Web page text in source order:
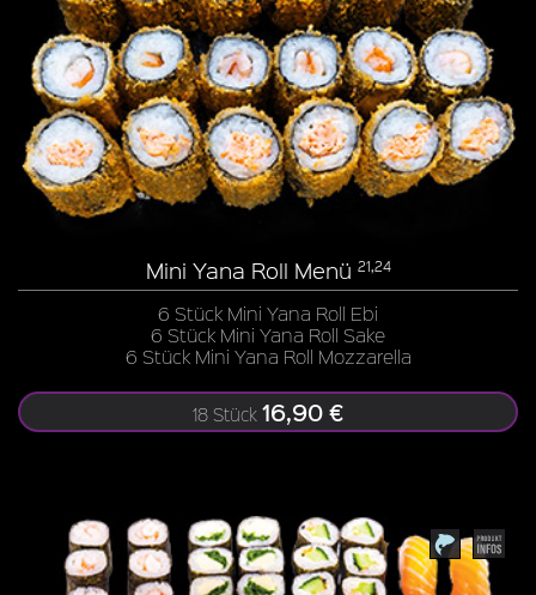
Mini Yana Roll Menü 21,24
6 Stück Mini Yana Roll Ebi
6 Stück Mini Yana Roll Sake
6 Stück Mini Yana Roll Mozzarella
18 Stück 16,90 €